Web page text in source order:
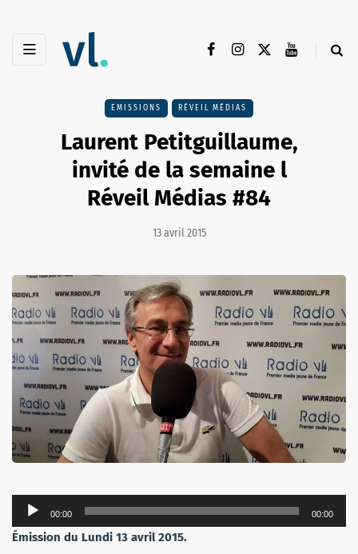
EMISSIONS RÉVEIL MÉDIAS
Laurent Petitguillaume,
invité de la semaine l
Réveil Médias #84
13 avril 2015
Lecteur
audio
00:00 00:00
Émission du Lundi 13 avril 2015.